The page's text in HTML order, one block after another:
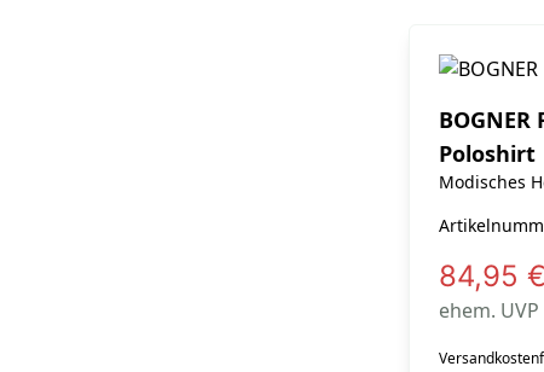
Poloshirt
Modisches
84,95 €
ehem.